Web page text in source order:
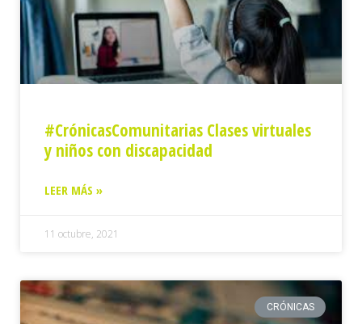
#CrónicasComunitarias Clases virtuales
y niños con discapacidad
LEER MÁS »
11 octubre, 2021
CRÓNICAS